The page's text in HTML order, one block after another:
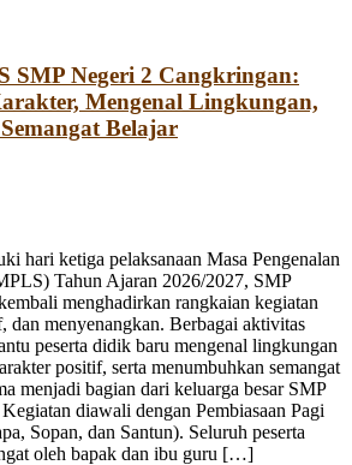
SMP Negeri 2 Cangkringan:
Mengenal Lingkungan,
Belajar
hari ketiga pelaksanaan Masa Pengenalan
Tahun Ajaran 2026/2027, SMP
menghadirkan rangkaian kegiatan
dan menyenangkan. Berbagai aktivitas
peserta didik baru mengenal lingkungan
positif, serta menumbuhkan semangat
menjadi bagian dari keluarga besar SMP
diawali dengan Pembiasaan Pagi
Sopan, dan Santun). Seluruh peserta
oleh bapak dan ibu guru […]